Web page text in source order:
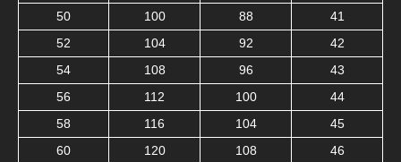
50
100 88
41
52
104 92
42
54
108 96
43
56
112 100
44
58
116 104
45
60
120 108 46